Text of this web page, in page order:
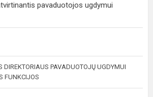
pavaduotojos ugdymui
DIREKTORIAUS PAVADUOTOJŲ UGDYMUI
FUNKCIJOS